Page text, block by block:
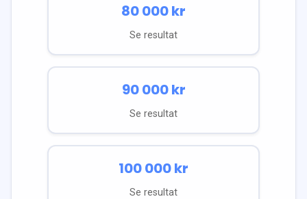
80 000kr
Se resultat
90 000kr
Se resultat
100 000kr
Se resultat